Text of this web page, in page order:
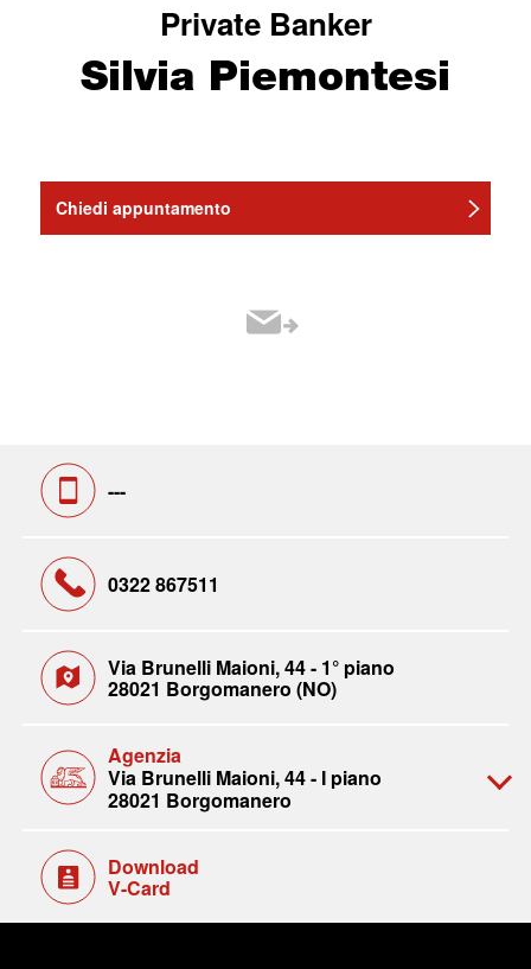
Private Banker
Silvia Piemontesi
Chiedi appuntamento
---
0322 867511
Via Brunelli Maioni, 44 - 1° piano
28021 Borgomanero (NO)
Agenzia
Via Brunelli Maioni, 44 - I piano
28021 Borgomanero
Download
V-Card